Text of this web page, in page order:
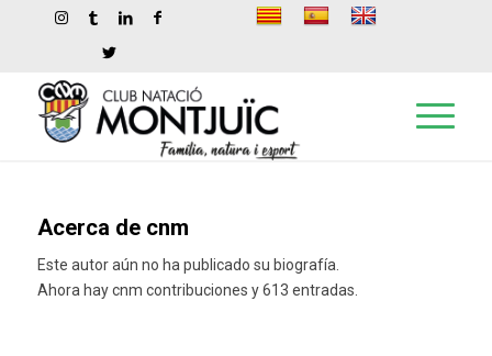
Acerca de cnm
Este autor aún no ha publicado su biografía.
Ahora haycnm contribuciones y 613 entradas.